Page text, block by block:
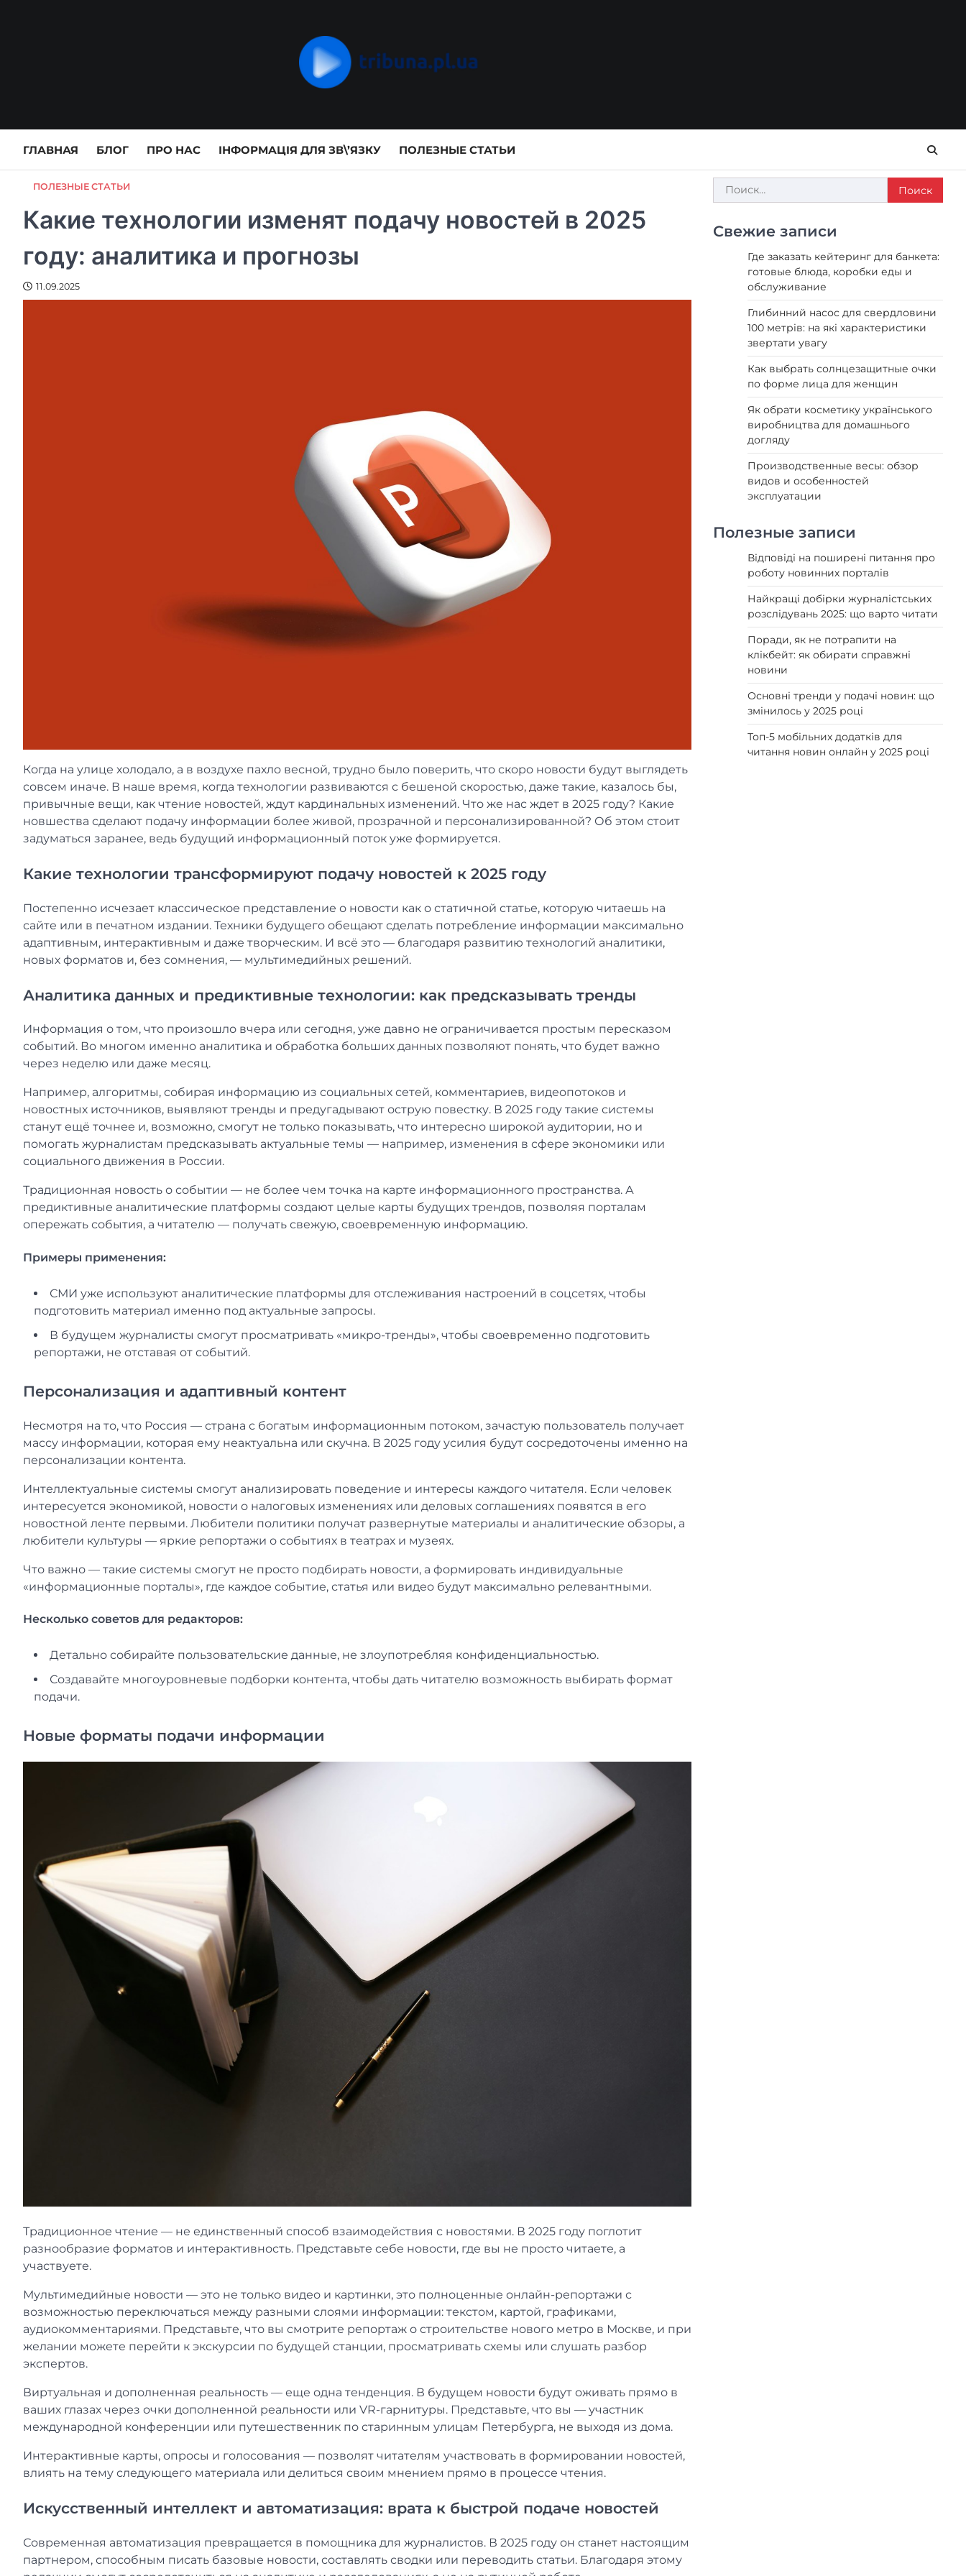
ГЛАВНАЯ БЛОГ ПРО НАС ІНФОРМАЦІЯ ДЛЯ ЗВ\’ЯЗКУ ПОЛЕЗНЫЕ СТАТЬИ
ПОЛЕЗНЫЕ СТАТЬИ
Какие технологии изменят подачу новостей в 2025
году: аналитика и прогнозы
11.09.2025
Когда на улице холодало, а в воздухе пахло весной, трудно было поверить, что скоро новости будут выглядеть
совсем иначе. В наше время, когда технологии развиваются с бешеной скоростью, даже такие, казалось бы,
привычные вещи, как чтение новостей, ждут кардинальных изменений. Что же нас ждет в 2025 году? Какие
новшества сделают подачу информации более живой, прозрачной и персонализированной? Об этом стоит
задуматься заранее, ведь будущий информационный поток уже формируется.
Какие технологии трансформируют подачу новостей к 2025 году
Постепенно исчезает классическое представление о новости как о статичной статье, которую читаешь на
сайте или в печатном издании. Техники будущего обещают сделать потребление информации максимально
адаптивным, интерактивным и даже творческим. И всё это — благодаря развитию технологий аналитики,
новых форматов и, без сомнения, — мультимедийных решений.
Аналитика данных и предиктивные технологии: как предсказывать тренды
Информация о том, что произошло вчера или сегодня, уже давно не ограничивается простым пересказом
событий. Во многом именно аналитика и обработка больших данных позволяют понять, что будет важно
через неделю или даже месяц.
Например, алгоритмы, собирая информацию из социальных сетей, комментариев, видеопотоков и
новостных источников, выявляют тренды и предугадывают острую повестку. В 2025 году такие системы
станут ещё точнее и, возможно, смогут не только показывать, что интересно широкой аудитории, но и
помогать журналистам предсказывать актуальные темы — например, изменения в сфере экономики или
социального движения в России.
Традиционная новость о событии — не более чем точка на карте информационного пространства. А
предиктивные аналитические платформы создают целые карты будущих трендов, позволяя порталам
опережать события, а читателю — получать свежую, своевременную информацию.
Примеры применения:
СМИ уже используют аналитические платформы для отслеживания настроений в соцсетях, чтобы
подготовить материал именно под актуальные запросы.
В будущем журналисты смогут просматривать «микро-тренды», чтобы своевременно подготовить
репортажи, не отставая от событий.
Персонализация и адаптивный контент
Несмотря на то, что Россия — страна с богатым информационным потоком, зачастую пользователь получает
массу информации, которая ему неактуальна или скучна. В 2025 году усилия будут сосредоточены именно на
персонализации контента.
Интеллектуальные системы смогут анализировать поведение и интересы каждого читателя. Если человек
интересуется экономикой, новости о налоговых изменениях или деловых соглашениях появятся в его
новостной ленте первыми. Любители политики получат развернутые материалы и аналитические обзоры, а
любители культуры — яркие репортажи о событиях в театрах и музеях.
Что важно — такие системы смогут не просто подбирать новости, а формировать индивидуальные
«информационные порталы», где каждое событие, статья или видео будут максимально релевантными.
Несколько советов для редакторов:
Детально собирайте пользовательские данные, не злоупотребляя конфиденциальностью.
Создавайте многоуровневые подборки контента, чтобы дать читателю возможность выбирать формат
подачи.
Новые форматы подачи информации
Традиционное чтение — не единственный способ взаимодействия с новостями. В 2025 году поглотит
разнообразие форматов и интерактивность. Представьте себе новости, где вы не просто читаете, а
участвуете.
Мультимедийные новости — это не только видео и картинки, это полноценные онлайн-репортажи с
возможностью переключаться между разными слоями информации: текстом, картой, графиками,
аудиокомментариями. Представьте, что вы смотрите репортаж о строительстве нового метро в Москве, и при
желании можете перейти к экскурсии по будущей станции, просматривать схемы или слушать разбор
экспертов.
Виртуальная и дополненная реальность — еще одна тенденция. В будущем новости будут оживать прямо в
ваших глазах через очки дополненной реальности или VR-гарнитуры. Представьте, что вы — участник
международной конференции или путешественник по старинным улицам Петербурга, не выходя из дома.
Интерактивные карты, опросы и голосования — позволят читателям участвовать в формировании новостей,
влиять на тему следующего материала или делиться своим мнением прямо в процессе чтения.
Искусственный интеллект и автоматизация: врата к быстрой подаче новостей
Современная автоматизация превращается в помощника для журналистов. В 2025 году он станет настоящим
партнером, способным писать базовые новости, составлять сводки или переводить статьи. Благодаря этому
Найти:
Свежие записи
Где заказать кейтеринг для банкета:
готовые блюда, коробки еды и
обслуживание
Глибинний насос для свердловини
100 метрів: на які характеристики
звертати увагу
Как выбрать солнцезащитные очки
по форме лица для женщин
Як обрати косметику українського
виробництва для домашнього
догляду
Производственные весы: обзор
видов и особенностей
эксплуатации
Полезные записи
Відповіді на поширені питання про
роботу новинних порталів
Найкращі добірки журналістських
розслідувань 2025: що варто читати
Поради, як не потрапити на
клікбейт: як обирати справжні
новини
Основні тренди у подачі новин: що
змінилось у 2025 році
Топ-5 мобільних додатків для
читання новин онлайн у 2025 році